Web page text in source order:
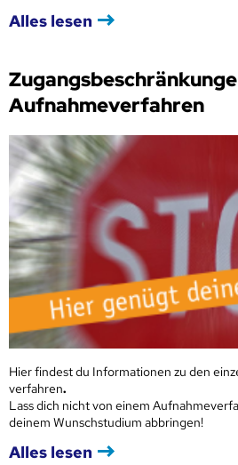
Alles lesen
Aufnahmeverfahren
Hier findest du Informationen zu den
verfahren.
Lass dich nicht von einem
deinem Wunschstudium abbringen!
Alles lesen